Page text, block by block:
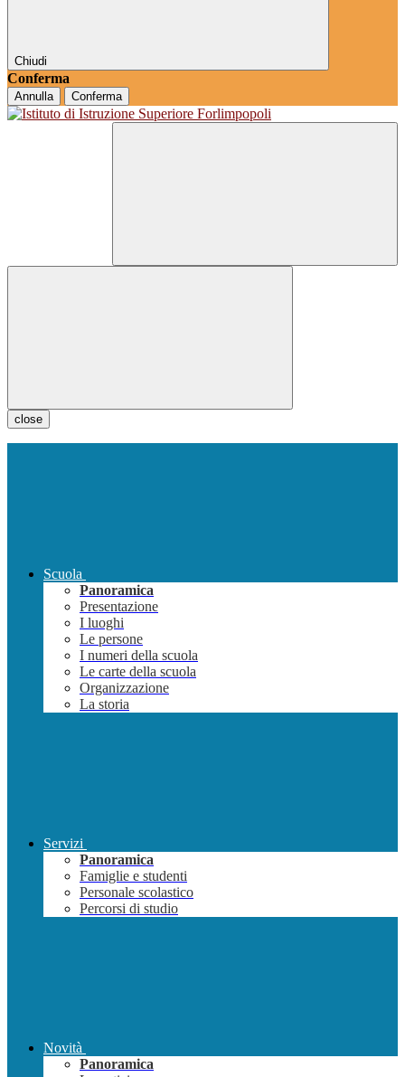
Chiudi
Conferma
Annulla Conferma
close
Scuola
Panoramica
Presentazione
I luoghi
Le persone
I numeri della scuola
Le carte della scuola
Organizzazione
La storia
Servizi
Panoramica
Famiglie e studenti
Personale scolastico
Percorsi di studio
Novità
Panoramica